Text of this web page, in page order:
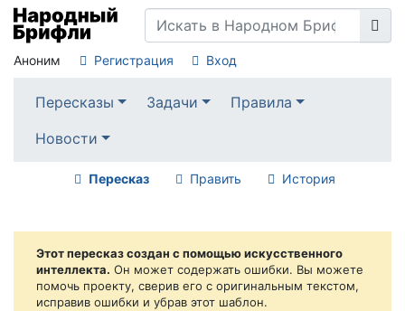
Аноним Регистрация Вход
Пересказы Задачи
Правила
Новости
Пересказ Править История
Этот пересказ создан с помощью искусственного
интеллекта. Он может содержать ошибки. Вы можете
помочь проекту, сверив его с оригинальным текстом,
исправив ошибки и убрав этот шаблон.